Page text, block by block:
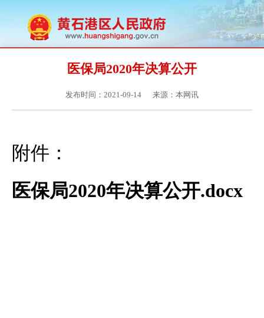
医保局2020年决算公开
发布时间：2021-09-14 来源：本网讯
附件：
医保局2020年决算公开.docx